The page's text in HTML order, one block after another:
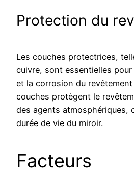
Protection du
Les couches protectrices,
cuivre, sont essentielles pour
et la corrosion du
couches protègent le
des agents atmosphériques,
durée de vie du miroir.
Facteurs